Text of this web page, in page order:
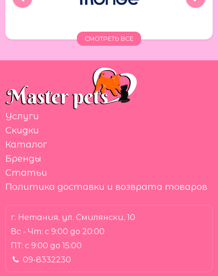
СМОТРЕТЬ ВСЕ
г. Нетания, ул. Смилянски, 10
Вс - Чт: с 9:00 до 20:00
ПТ: с 9:00 до 15:00
09-8332230
Услуги
Скидки
Каталог
Бренды
Статьи
Политика доставки и возврата товаров